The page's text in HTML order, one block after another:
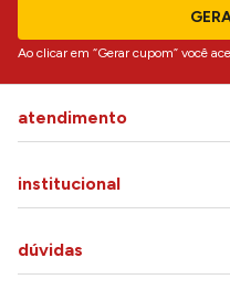
Ao clicar em “Gerar cupom” você
atendimento
institucional
dúvidas